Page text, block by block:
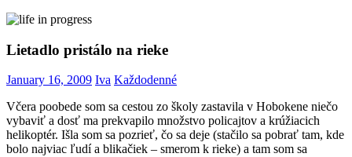
Lietadlo pristálo na rieke
January 16, 2009 Iva Každodenné
Včera poobede som sa cestou zo školy zastavila v Hobokene niečo
vybaviť a dosť ma prekvapilo množstvo policajtov a krúžiacich
helikoptér. Išla som sa pozrieť, čo sa deje (stačilo sa pobrať tam, kde
bolo najviac ľudí a blikačiek – smerom k rieke) a tam som sa